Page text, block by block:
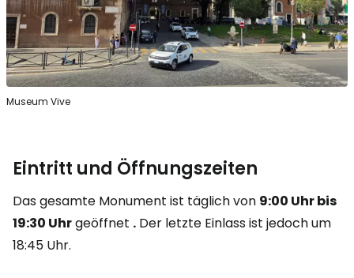
Museum Vive
Eintritt und Öffnungszeiten
Das gesamte Monument ist täglich von 9:00 Uhr bis
19:30 Uhrgeöffnet . Der letzte Einlass ist jedoch um
18:45 Uhr.